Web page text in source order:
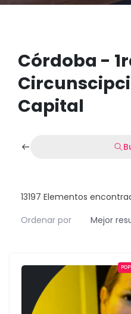
Córdoba -
Capital
13197 Elementos
Ordenar por
Mejor